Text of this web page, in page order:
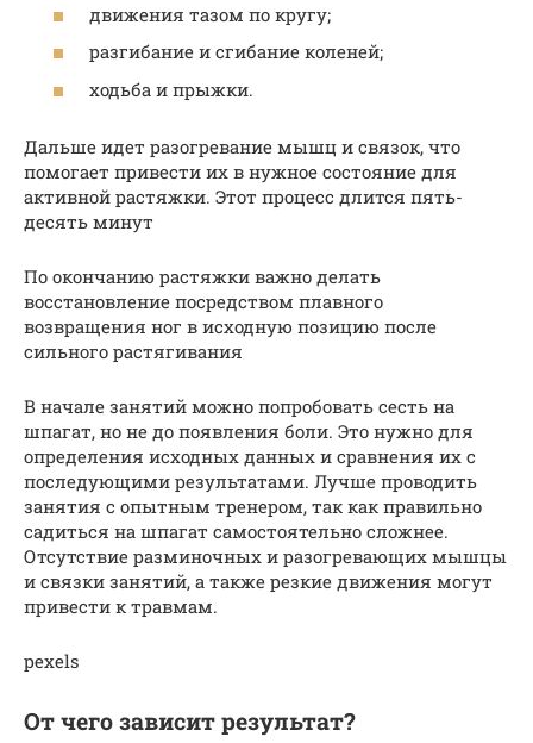
движения тазом по кругу;
разгибание и сгибание коленей;
ходьба и прыжки.
Дальше идет разогревание мышц и связок, что
помогает привести их в нужное состояние для
активной растяжки. Этот процесс длится пять-
десять минут
По окончанию растяжки важно делать
восстановление посредством плавного
возвращения ног в исходную позицию после
сильного растягивания
В начале занятий можно попробовать сесть на
шпагат, но не до появления боли. Это нужно для
определения исходных данных и сравнения их с
последующими результатами. Лучше проводить
занятия с опытным тренером, так как правильно
садиться на шпагат самостоятельно сложнее.
Отсутствие разминочных и разогревающих мышцы
и связки занятий, а также резкие движения могут
привести к травмам.
pexels
От чего зависит результат?